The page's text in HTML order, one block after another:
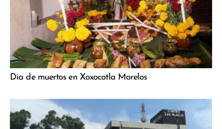
Dia de muertos en Xoxocotla Morelos